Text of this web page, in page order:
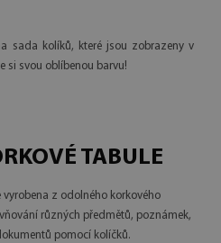
sada kolíků, které jsou zobrazeny v
si svou oblíbenou barvu!
TABULE
vyrobena z odolného korkového
různých předmětů, poznámek,
pomocí kolíčků.